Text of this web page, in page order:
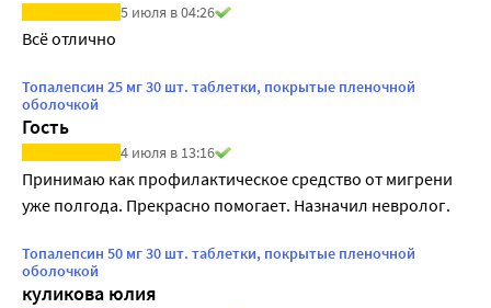
5 июля в 04:26
Всё отлично
Топалепсин 25 мг 30 шт. таблетки, покрытые пленочной
оболочкой
Гость
4 июля в 13:16
Принимаю как профилактическое средство от мигрени
уже полгода. Прекрасно помогает. Назначил невролог.
Топалепсин 50 мг 30 шт. таблетки, покрытые пленочной
оболочкой
куликова юлия